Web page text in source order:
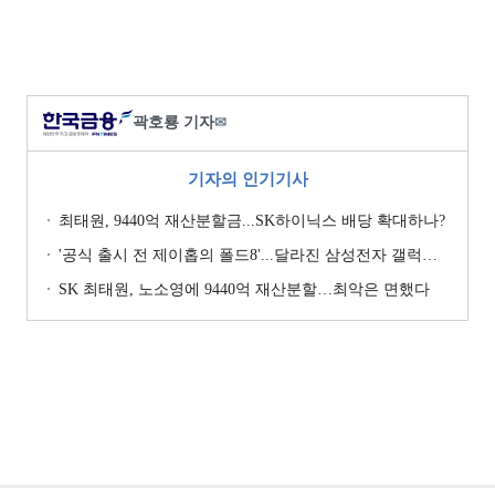
곽호룡 기자✉
기자의 인기기사
최태원, 9440억 재산분할금...SK하이닉스 배당 확대하나?
'공식 출시 전 제이홉의 폴드8'...달라진 삼성전자 갤럭시 마케팅?
SK 최태원, 노소영에 9440억 재산분할…최악은 면했다